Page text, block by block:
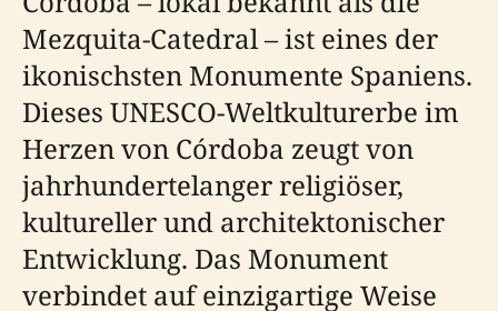
Mezquita-Catedral – ist eines der
ikonischsten Monumente Spaniens.
Dieses UNESCO-Weltkulturerbe im
Herzen von Córdoba zeugt von
jahrhundertelanger religiöser,
kultureller und architektonischer
Entwicklung. Das Monument
verbindet auf einzigartige Weise